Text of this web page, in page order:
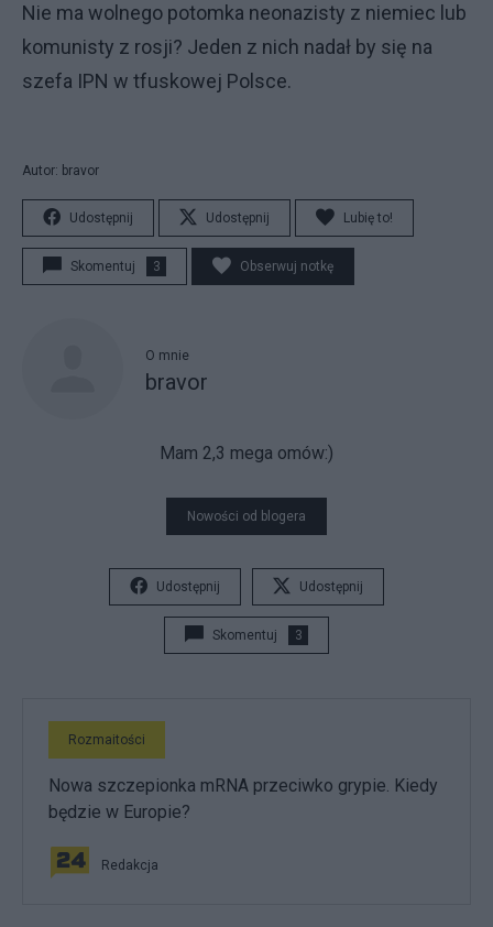
Nie ma wolnego potomka neonazisty z niemiec lub
komunisty z rosji? Jeden z nich nadał by się na
szefa IPN w tfuskowej Polsce.
Autor: bravor
Udostępnij Udostępnij Lubię to!
Skomentuj 3 Obserwuj notkę
O mnie
bravor
Mam 2,3 mega omów:)
Nowości od blogera
Udostępnij Udostępnij
Skomentuj 3
Rozmaitości
Nowa szczepionka mRNA przeciwko grypie. Kiedy
będzie w Europie?
Redakcja